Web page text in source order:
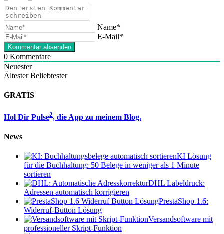
Name*
E-Mail*
0 Kommentare
Neuester
Ältester Beliebtester
GRATIS
Hol Dir Pulse2, die App zu meinem Blog.
News
KI Lösung
für die Buchhaltung: 50 Belege in weniger als 1 Minute
sortieren
DHL Labeldruck:
Adressen automatisch korrigieren
PrestaShop 1.6:
Widerruf-Button Lösung
Versandsoftware mit
professioneller Skript-Funktion